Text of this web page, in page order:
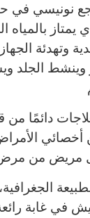
نونيسي في
يمتاز بالمياه
وتهدئة
وينشط الجلد
دائمًا من
مريض من
في غابة